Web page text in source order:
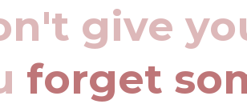
give
forget